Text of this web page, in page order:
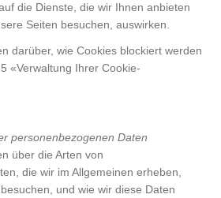
die Dienste, die wir Ihnen anbieten
Seiten besuchen, auswirken.
darüber, wie Cookies blockiert werden
«Verwaltung Ihrer Cookie-
personenbezogenen Daten
über die Arten von
die wir im Allgemeinen erheben,
und wie wir diese Daten